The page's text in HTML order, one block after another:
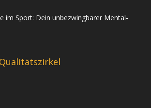
im Sport: Dein unbezwingbarer Mental-